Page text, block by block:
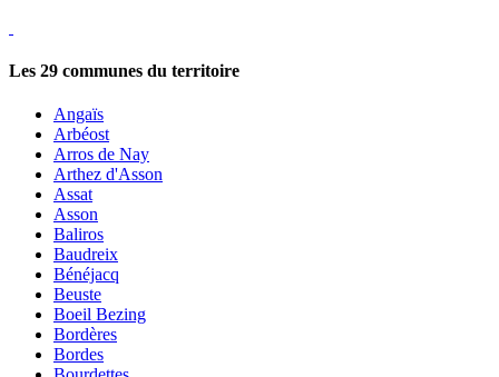
Les 29 communes du territoire
Angaïs
Arbéost
Arros de Nay
Arthez d'Asson
Assat
Asson
Baliros
Baudreix
Bénéjacq
Beuste
Boeil Bezing
Bordères
Bordes